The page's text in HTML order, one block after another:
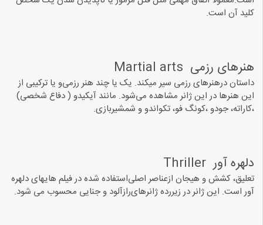
کلید آن است.
ﻫﻨﺮﻫﺎﯼ ﺭﺯﻣﯽ ‏ Martial arts
ﺩﺍﺳﺘﺎﻥ ﺩﺭﻫﻨﺮﻫﺎﯼ ﺭﺯﻣﯽ ﺳﯿﺮ ﻣﯿﮑﻨﺪ. ﯾﮏ ﯾﺎ ﭼﻨﺪ ﻫﻨﺮ ﺭﺯﻣﯽﻭ ﯾﺎ ﺗﺮﮐﯿﺒﯽ ﺍﺯ
ﺍﯾﻦ ﻫﻨﺮﻫﺎ ﺩﺭ ﺍﯾﻦ ﮊﺍﻧﺮ ﻣﺸﺎﻫﺪﻩ ﻣﯽﺷﻮﺩ. ﻣﺎﻧﻨﺪ ﺁﯾﮑﯿﺪﻭ ‏( ﺩﻓﺎﻉ ﺷﺨﺼﯽ‏)
،ﮐﺎﺭﺍﺗﻪ، ﺟﻮﺩو ،کونگ فو، ﺗﮑﻮﺍﻧﺪﻭ ﻭ ﺷﻤﺸﯿﺮﺑﺎﺯﯼ.
ﺩﻟﻬﺮﻩ ﺁﻭﺭ ‏ Thriller‏
ﺗﻌﻠﯿﻖ، ﮐﺸﺶ ﻭ ﻫﯿﺠﺎﻥ ازعناصر ﺍﺻﻠﯽﺍﺳﺘﻔﺎﺩﻩ ﺷﺪﻩ در فیلم هایهای دلهره
آور ﺍﺳﺖ. ﺍﯾﻦ ﮊﺍﻧﺮ ﺩﺭ ﺯﯾﺮﺭﺩه ﮊﺍﻧﺮﻫﺎﯼﺭﺍﺯﺁﻟﻮﺩ ﻭ ﺟﻨﺎﯾﯽ ﻣﺤﺴﻮﺏ ﻣﯽ ﺷﻮﺩ.